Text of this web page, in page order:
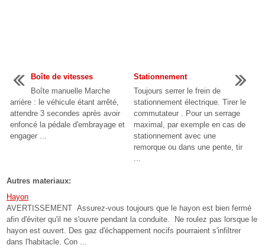
Boîte de vitesses
Boîte manuelle Marche
arrière : le véhicule étant arrêté,
attendre 3 secondes après avoir
enfoncé la pédale d'embrayage et
engager ...
Stationnement
Toujours serrer le frein de
stationnement électrique. Tirer le
commutateur . Pour un serrage
maximal, par exemple en cas de
stationnement avec une
remorque ou dans une pente, tir
Autres materiaux:
Hayon
AVERTISSEMENT Assurez-vous toujours que le hayon est bien fermé
afin d'éviter qu'il ne s'ouvre pendant la conduite. Ne roulez pas lorsque le
hayon est ouvert. Des gaz d'échappement nocifs pourraient s'infiltrer
dans l'habitacle. Con ...